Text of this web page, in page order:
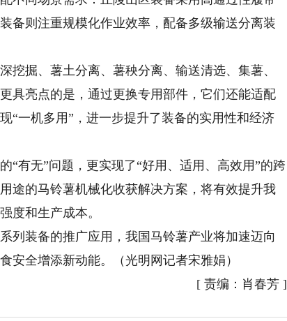
备则注重规模化作业效率，配备多级输送分离装
掘、薯土分离、薯秧分离、输送清选、集薯、
具亮点的是，通过更换专用部件，它们还能适配
“一机多用”，进一步提升了装备的实用性和经济
无”问题，更实现了“好用、适用、高效用”的跨
途的马铃薯机械化收获解决方案，将有效提升我
度和生产成本。
装备的推广应用，我国马铃薯产业将加速迈向
安全增添新动能。（光明网记者宋雅娟）
[ 责编：肖春芳 ]